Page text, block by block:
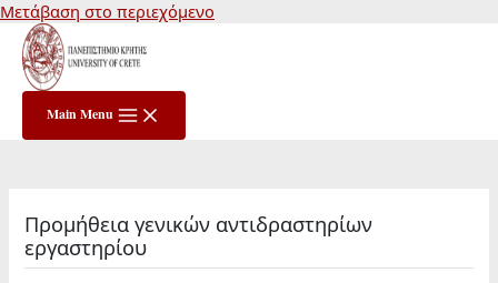
Μετάβαση στο περιεχόμενο
Main Menu
Προμήθεια γενικών αντιδραστηρίων
εργαστηρίου